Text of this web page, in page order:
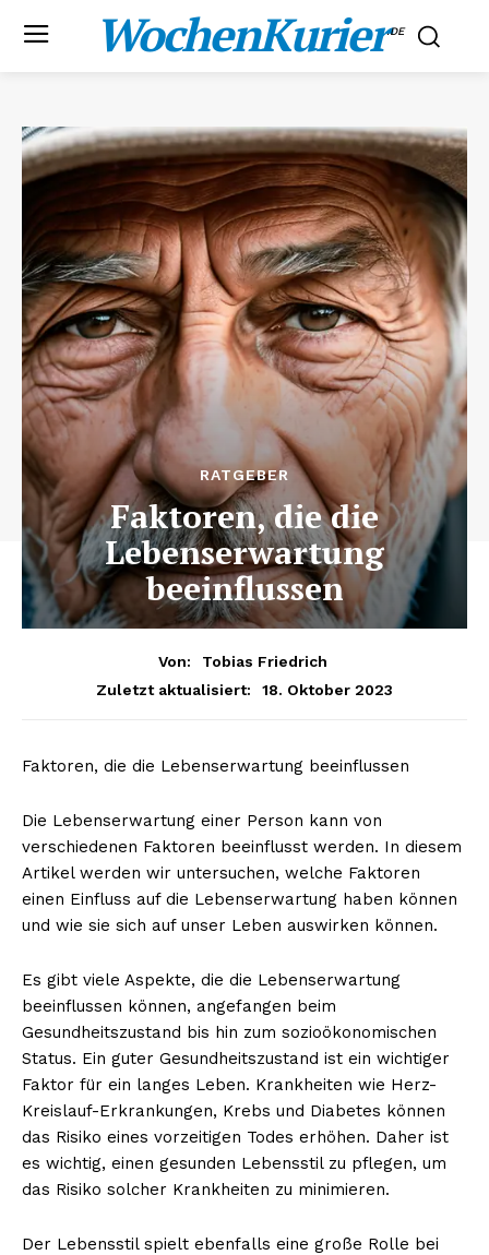
WochenKurier.DE
RATGEBER
Faktoren, die die
Lebenserwartung
beeinflussen
Von:
Tobias Friedrich
Zuletzt aktualisiert:
18. Oktober 2023
Faktoren, die die Lebenserwartung beeinflussen
Die Lebenserwartung einer Person kann von
verschiedenen Faktoren beeinflusst werden. In diesem
Artikel werden wir untersuchen, welche Faktoren
einen Einfluss auf die Lebenserwartung haben können
und wie sie sich auf unser Leben auswirken können.
Es gibt viele Aspekte, die die Lebenserwartung
beeinflussen können, angefangen beim
Gesundheitszustand bis hin zum sozioökonomischen
Status. Ein guter Gesundheitszustand ist ein wichtiger
Faktor für ein langes Leben. Krankheiten wie Herz-
Kreislauf-Erkrankungen, Krebs und Diabetes können
das Risiko eines vorzeitigen Todes erhöhen. Daher ist
es wichtig, einen gesunden Lebensstil zu pflegen, um
das Risiko solcher Krankheiten zu minimieren.
Der Lebensstil spielt ebenfalls eine große Rolle bei